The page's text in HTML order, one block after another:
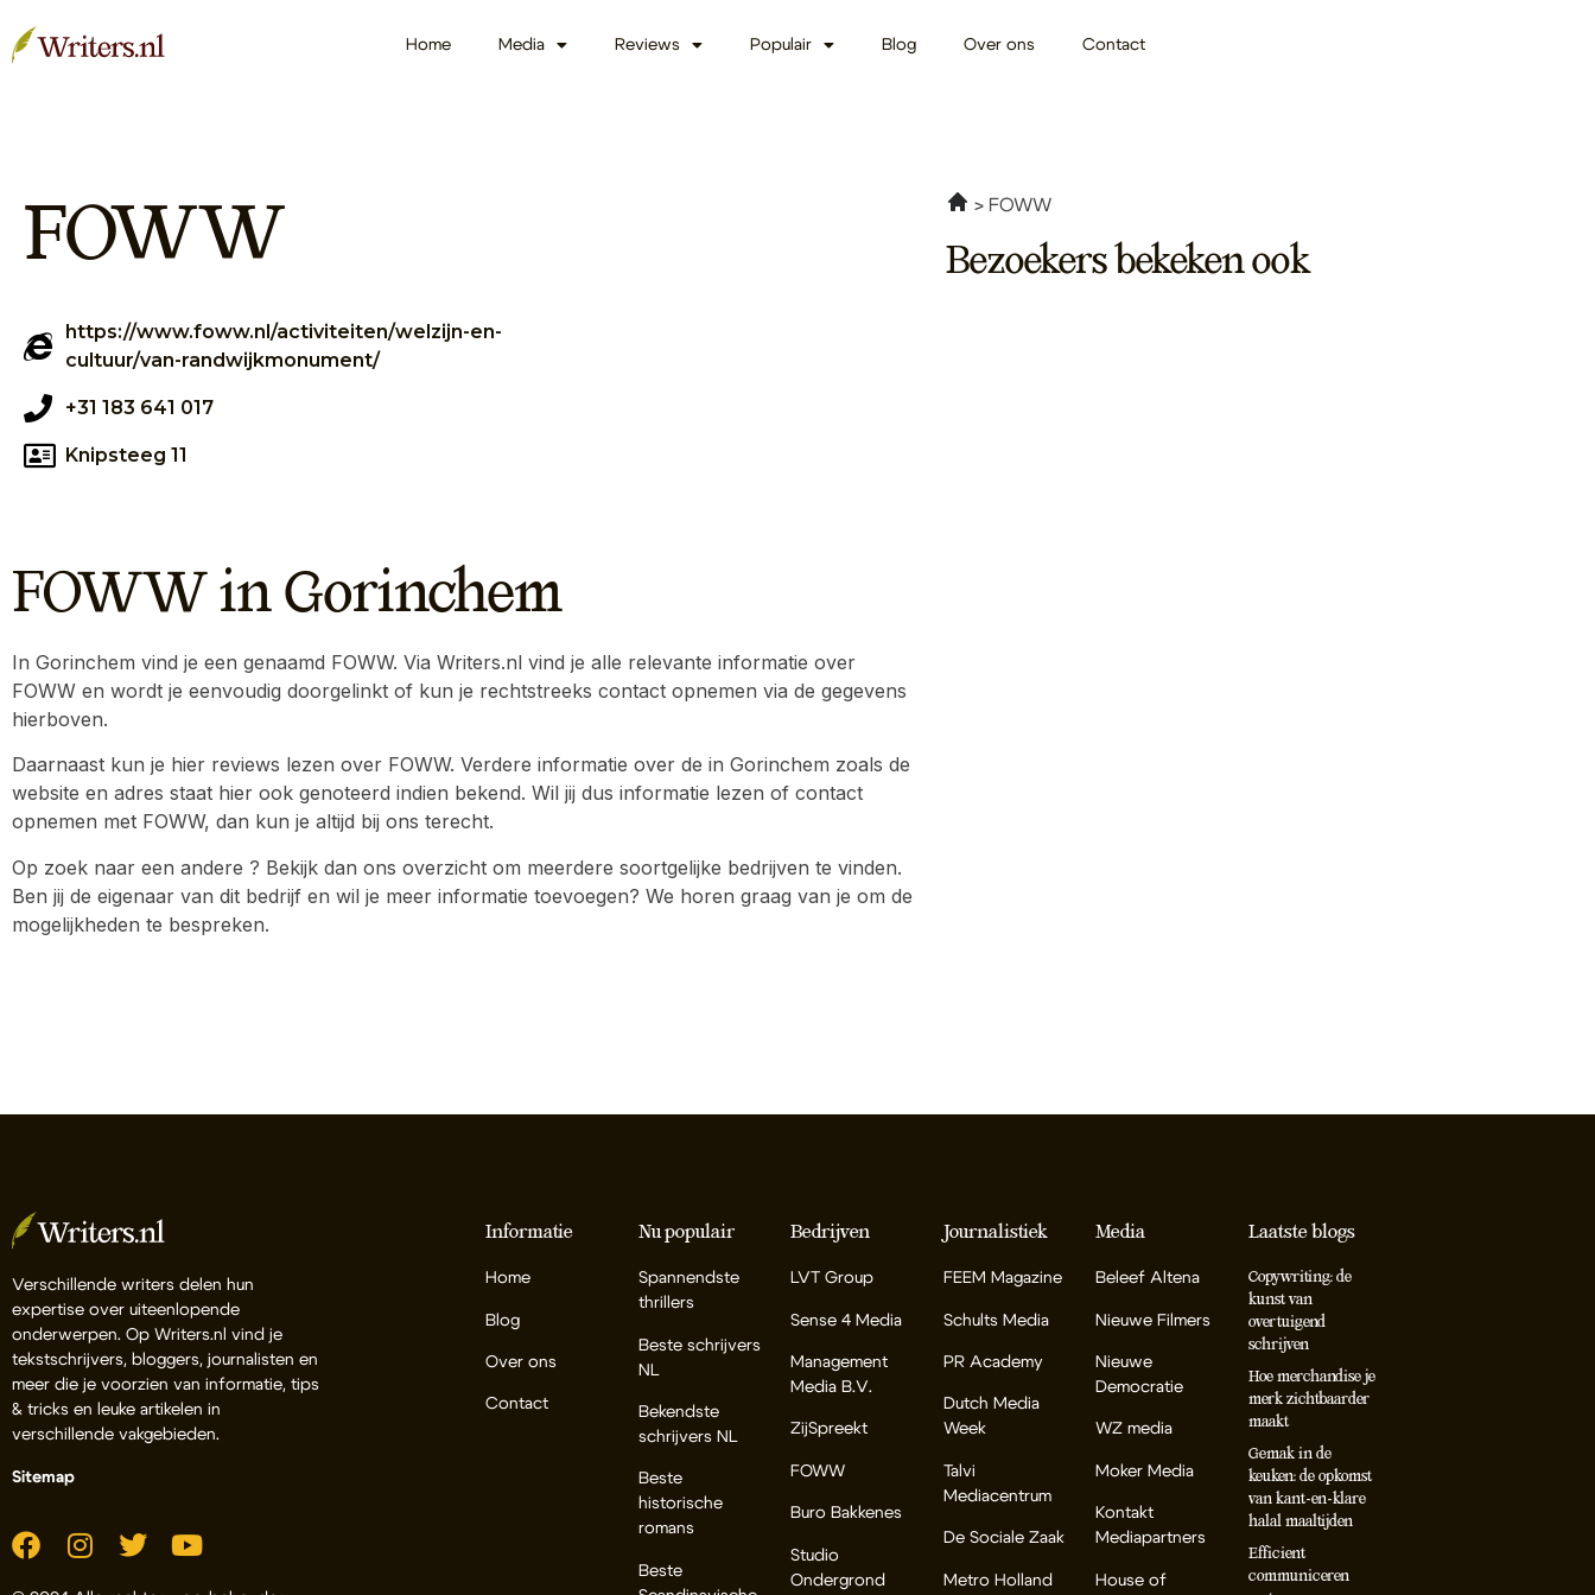
Home Media Reviews Populair Blog Over ons Contact
FOWW
https://www.foww.nl/activiteiten/welzijn-en-
cultuur/van-randwijkmonument/
+31 183 641 017
Knipsteeg 11
FOWW in Gorinchem
In Gorinchem vind je een genaamd FOWW. Via Writers.nl vind je alle relevante informatie over
FOWW en wordt je eenvoudig doorgelinkt of kun je rechtstreeks contact opnemen via de gegevens
hierboven.
Daarnaast kun je hier reviews lezen over FOWW. Verdere informatie over de in Gorinchem zoals de
website en adres staat hier ook genoteerd indien bekend. Wil jij dus informatie lezen of contact
opnemen met FOWW, dan kun je altijd bij ons terecht.
Op zoek naar een andere ? Bekijk dan ons overzicht om meerdere soortgelijke bedrijven te vinden.
Ben jij de eigenaar van dit bedrijf en wil je meer informatie toevoegen? We horen graag van je om de
mogelijkheden te bespreken.
FOWW
Bezoekers bekeken ook
Verschillende writers delen hun
expertise over uiteenlopende
onderwerpen. Op Writers.nl vind je
tekstschrijvers, bloggers, journalisten en
meer die je voorzien van informatie, tips
& tricks en leuke artikelen in
verschillende vakgebieden.
Sitemap
Informatie
Home
Blog
Over ons
Contact
Nu populair
Spannendste
thrillers
Beste schrijvers
NL
Bekendste
schrijvers NL
Beste
historische
romans
Beste
Bedrijven
LVT Group
Sense 4 Media
Management
Media B.V.
ZijSpreekt
FOWW
Buro Bakkenes
Studio
Ondergrond
Journalistiek
FEEM Magazine
Schults Media
PR Academy
Dutch Media
Week
Talvi
Mediacentrum
De Sociale Zaak
Metro Holland
Media
Beleef Altena
Nieuwe Filmers
Nieuwe
Democratie
WZ media
Moker Media
Kontakt
Mediapartners
House of
Laatste blogs
Copywriting: de
kunst van
overtuigend
schrijven
Hoe merchandise je
merk zichtbaarder
maakt
Gemak in de
keuken: de opkomst
van kant-en-klare
halal maaltijden
Efficient
communiceren